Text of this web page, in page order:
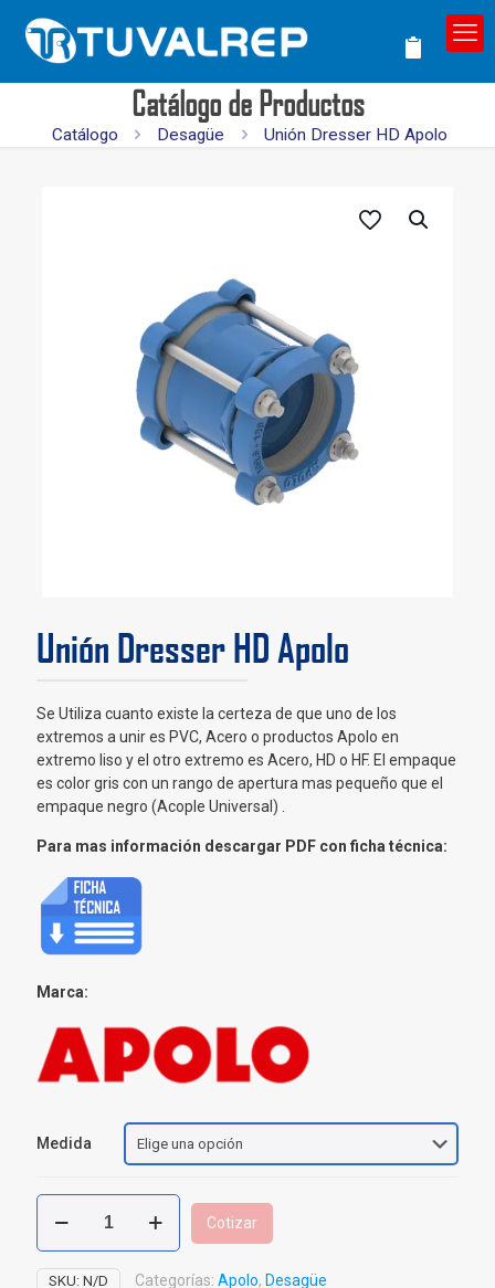
Catálogo de Productos
Catálogo Desagüe Unión Dresser HD Apolo
Unión Dresser HD Apolo
Se Utiliza cuanto existe la certeza de que uno de los
extremos a unir es PVC, Acero o productos Apolo en
extremo liso y el otro extremo es Acero, HD o HF. El empaque
es color gris con un rango de apertura mas pequeño que el
empaque negro (Acople Universal) .
Para mas información descargar PDF con ficha técnica:
Marca:
Medida
Unión
Dresser
HD
Apolo
Cotizar
SKU: N/D Categorías: Apolo, Desagüe